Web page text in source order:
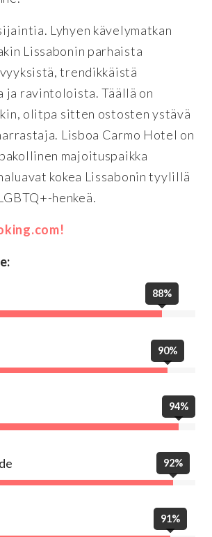
Lyhyen kävelymatkan
Lissabonin parhaista
trendikkäistä
ja ravintoloista. Täällä on
olitpa sitten ostosten ystävä
Lisboa Carmo Hotel on
majoituspaikka
kokea Lissabonin tyylillä
henkeä.
88%
90%
94%
92%
91%